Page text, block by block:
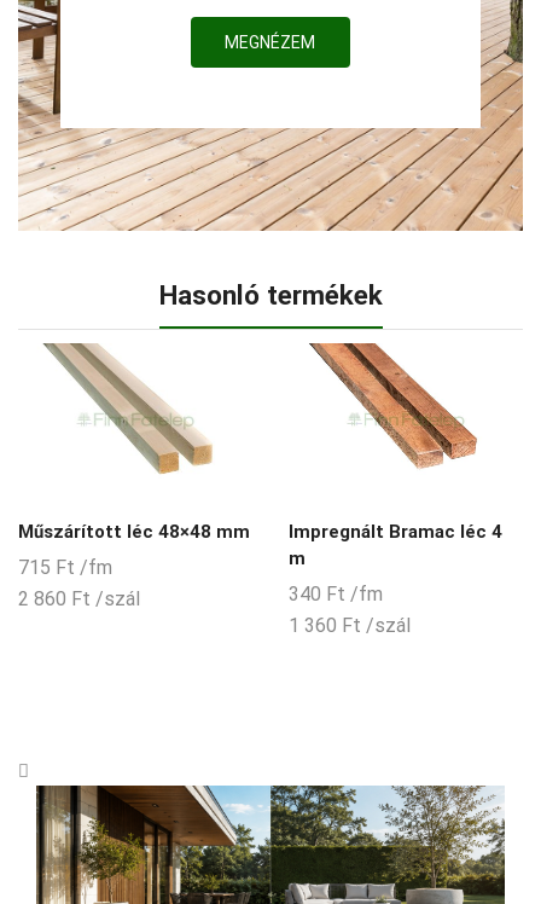
MEGNÉZEM
Hasonló termékek
Műszárított léc 48×48 mm
715 Ft /fm
2 860 Ft /szál
Impregnált Bramac léc 4
m
340 Ft /fm
1 360 Ft /szál